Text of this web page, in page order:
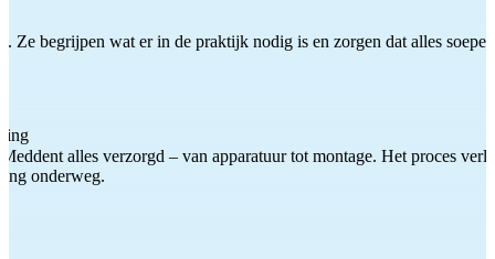
Ze begrijpen wat er in de praktijk nodig is en zorgen dat alles
alles verzorgd – van apparatuur tot montage. Het proces
onderweg.